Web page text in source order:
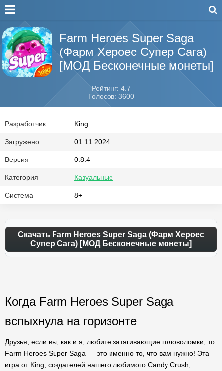
Farm Heroes Super Saga
(Фарм Хероес Супер Сага)
[МОД Бесконечные монеты]
Рейтинг: 4.7
Голосов: 3600
Разработчик King
Загружено 01.11.2024
Версия 0.8.4
Категория Казуальные
Система 8+
Скачать Farm Heroes Super Saga (Фарм Хероес
Супер Сага) [МОД Бесконечные монеты]
Когда Farm Heroes Super Saga
вспыхнула на горизонте
Друзья, если вы, как и я, любите затягивающие головоломки, то
Farm Heroes Super Saga — это именно то, что вам нужно! Эта
игра от King, создателей нашего любимого Candy Crush,